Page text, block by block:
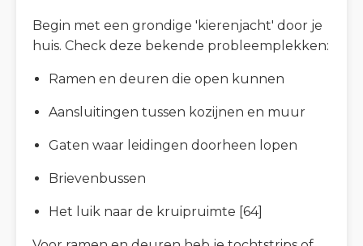
Begin met een grondige 'kierenjacht' door je
huis. Check deze bekende probleemplekken:
Ramen en deuren die open kunnen
Aansluitingen tussen kozijnen en muur
Gaten waar leidingen doorheen lopen
Brievenbussen
Het luik naar de kruipruimte [64]